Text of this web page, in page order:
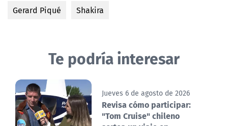
Gerard Piqué Shakira
Te podría interesar
Jueves 6 de agosto de 2026
Revisa cómo participar:
"Tom Cruise" chileno